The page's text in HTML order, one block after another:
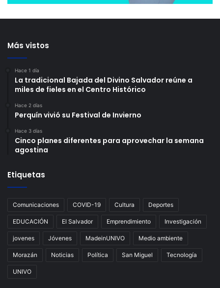
Más vistos
Hace 1 día
La tradicional Bajada del Divino Salvador reúne a
miles de fieles en el Centro Histórico
Hace 2 días
Perquín vivió su Festival de Invierno
Hace 3 días
Cinco planes diferentes para aprovechar la semana
agostina
Etiquetas
Comunicaciones COVID-19 Cultura Deportes
EDUCACIÓN El Salvador Emprendimiento Investigación
jovenes Jóvenes MadeinUNIVO Medio ambiente
Morazán Noticias Política San Miguel Tecnología
UNIVO